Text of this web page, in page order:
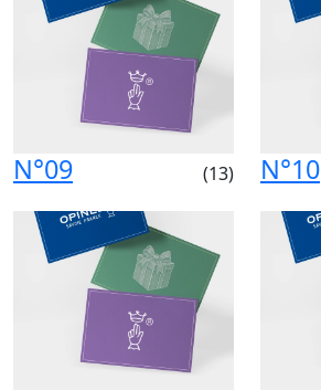
N°09 (13) N°10